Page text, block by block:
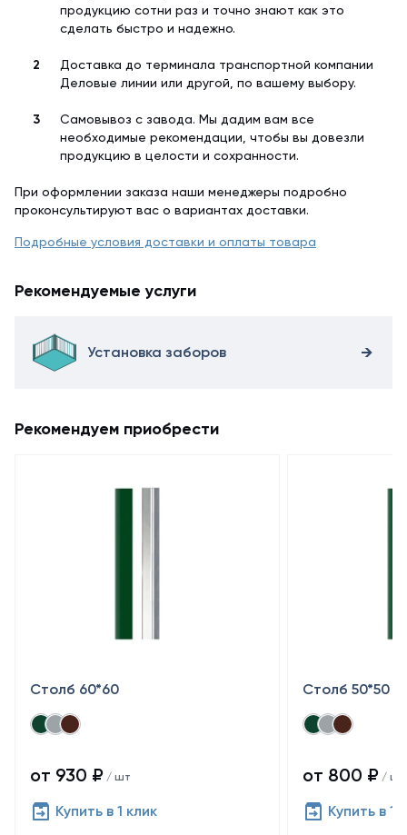
продукцию сотни раз и точно знают как это
сделать быстро и надежно.
Доставка до терминала транспортной компании
Деловые линии или другой, по вашему выбору.
Самовывоз с завода. Мы дадим вам все
необходимые рекомендации, чтобы вы довезли
продукцию в целости и сохранности.
При оформлении заказа наши менеджеры подробно
проконсультируют вас о вариантах доставки.
Подробные условия доставки и оплаты товара
Рекомендуемые услуги
Установка заборов
Рекомендуем приобрести
Столб 60*60
от 930 ₽ / шт
Купить в 1 клик
Столб 50*50
от 800 ₽ / шт
Купить в 1